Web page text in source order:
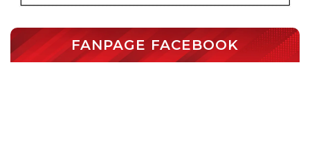
FANPAGE FACEBOOK